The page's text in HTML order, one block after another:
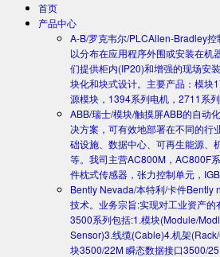
首页
产品中心
A-B/罗克韦尔/PLCAllen-Bradley控
以分布在应用程序外围或安装在机
们提供柜内(IP20)和增强的现场安
块化和块式设计。主要产品：模
源模块，1394系列电机，2711系
ABB/瑞士/模块/触摸屏ABB的自动
决方案，可有效地部署在不同的行
础设施、数据中心、可再生能源、
等。我司主营AC800M，AC800F
件枕式传感器，张力控制单元，
Bently Nevada/本特利/卡件Bently
技术。业务宗旨:实现对工业资产的
3500系列包括:1.模块(Module/
Sensor)3.线缆(Cable)4.机架
块3500/22M 瞬态数据接口3500/